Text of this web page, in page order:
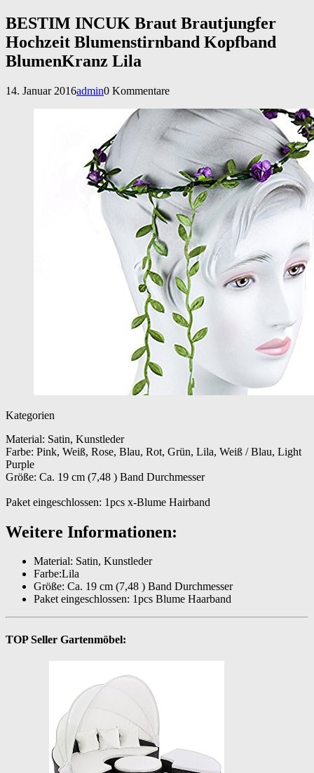
BESTIM INCUK Braut Brautjungfer
Hochzeit Blumenstirnband Kopfband
BlumenKranz Lila
14. Januar 2016admin0 Kommentare
Kategorien
Material: Satin, Kunstleder
Farbe: Pink, Weiß, Rose, Blau, Rot, Grün, Lila, Weiß / Blau, Light
Purple
Größe: Ca. 19 cm (7,48 ) Band Durchmesser
Paket eingeschlossen: 1pcs x-Blume Hairband
Weitere Informationen:
Material: Satin, Kunstleder
Farbe:Lila
Größe: Ca. 19 cm (7,48 ) Band Durchmesser
Paket eingeschlossen: 1pcs Blume Haarband
TOP Seller Gartenmöbel: